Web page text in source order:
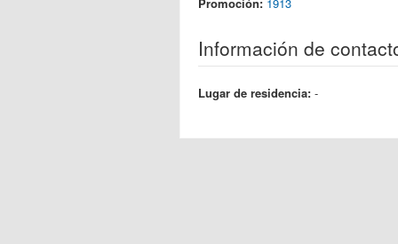
Información de
Lugar de residencia: -